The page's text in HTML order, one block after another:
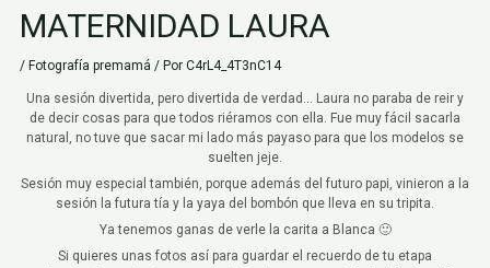
MATERNIDAD LAURA
/ Fotografía premamá / PorC4rL4_4T3nC14
Una sesión divertida, pero divertida de verdad… Laura no paraba de reir y
de decir cosas para que todos riéramos con ella. Fue muy fácil sacarla
natural, no tuve que sacar mi lado más payaso para que los modelos se
suelten jeje.
Sesión muy especial también, porque además del futuro papi, vinieron a la
sesión la futura tía y la yaya del bombón que lleva en su tripita.
Ya tenemos ganas de verle la carita a Blanca 🙂
Si quieres unas fotos así para guardar el recuerdo de tu etapa